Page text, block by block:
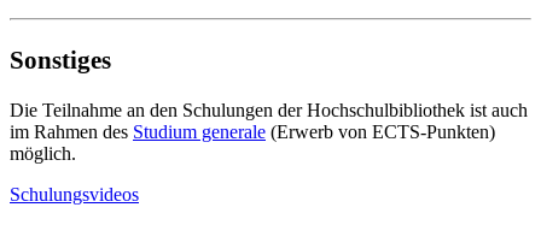
Sonstiges
Die Teilnahme an den Schulungen der Hochschulbibliothek ist auch
im Rahmen des Studium generale (Erwerb von ECTS-Punkten)
möglich.
Schulungsvideos